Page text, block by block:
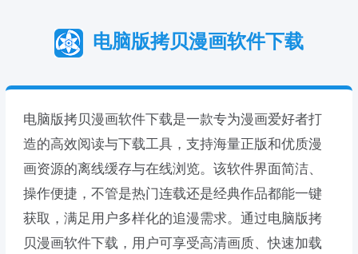
电脑版拷贝漫画软件下载
电脑版拷贝漫画软件下载是一款专为漫画爱好者打
造的高效阅读与下载工具，支持海量正版和优质漫
画资源的离线缓存与在线浏览。该软件界面简洁、
操作便捷，不管是热门连载还是经典作品都能一键
获取，满足用户多样化的追漫需求。通过电脑版拷
贝漫画软件下载，用户可享受高清画质、快速加载